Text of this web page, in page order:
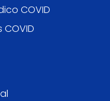
COVID